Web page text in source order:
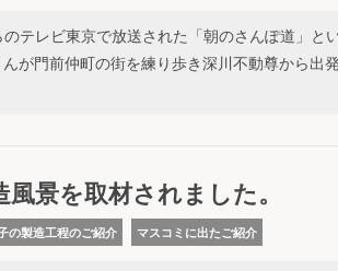
のテレビ東京で放送された「朝のさんぽ道」と
が門前仲町の街を練り歩き深川不動尊から出
景を取材されました。
の製造工程のご紹介 マスコミに出たご紹介